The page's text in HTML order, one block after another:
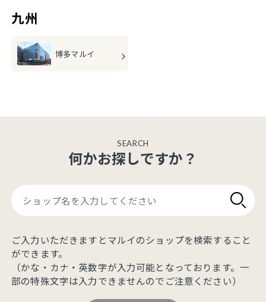
九州
博多マルイ
SEARCH
何かお探しですか？
ご入力いただきますとマルイのショップを検索すること
ができます。
（かな・カナ・英数字が入力可能となっております。一
部の特殊文字は入力できませんのでご注意ください）